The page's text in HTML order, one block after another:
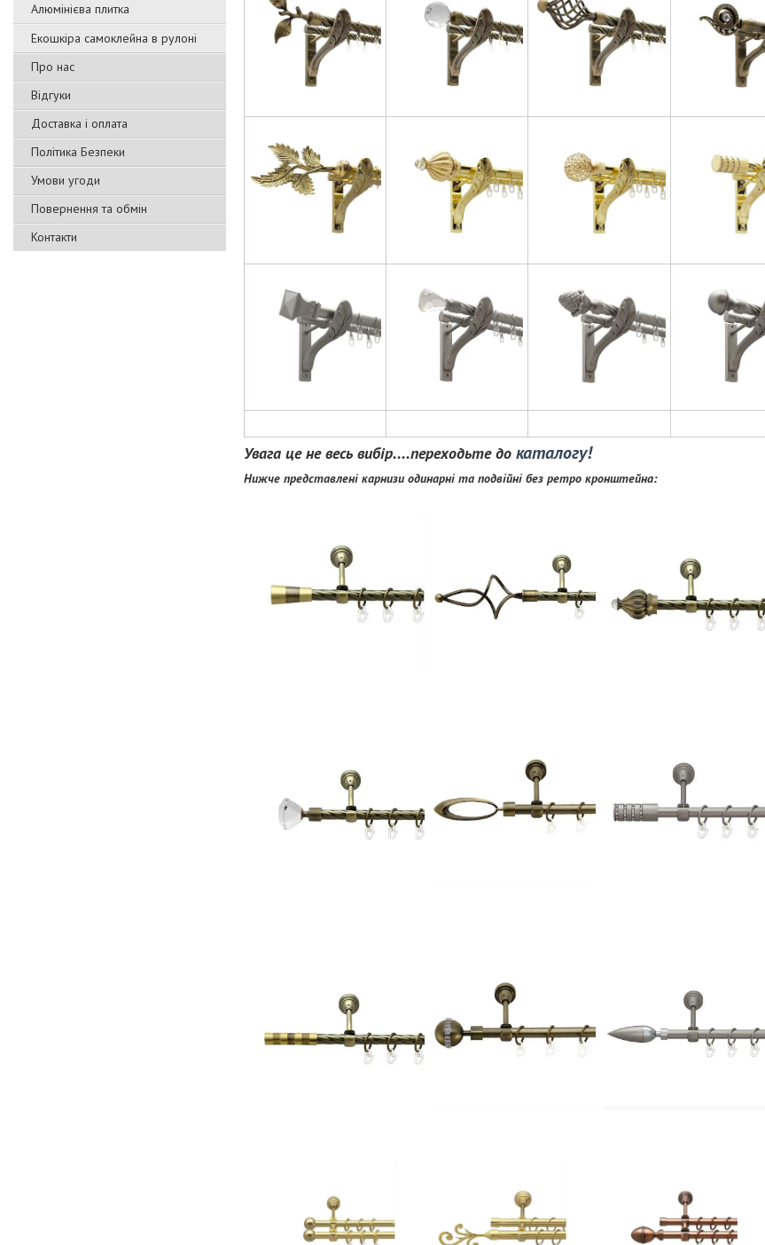
Алюмінієва плитка
Екошкіра самоклейна в рулоні
Про нас
Відгуки
Доставка і оплата
Політика Безпеки
Умови угоди
Повернення та обмін
Контакти
Увага це не весь вибір....переходьте до каталогу!
Нижче представлені карнизи одинарні та подвійні без ретро кронштейна: